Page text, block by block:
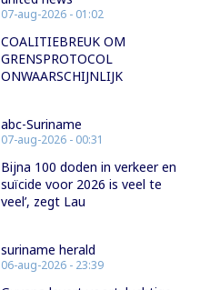
07-aug-2026 - 01:02
COALITIEBREUK OM
GRENSPROTOCOL
ONWAARSCHIJNLIJK
abc-Suriname
07-aug-2026 - 00:31
Bijna 100 doden in verkeer en
suïcide voor 2026 is veel te
veel’, zegt Lau
suriname herald
06-aug-2026 - 23:39